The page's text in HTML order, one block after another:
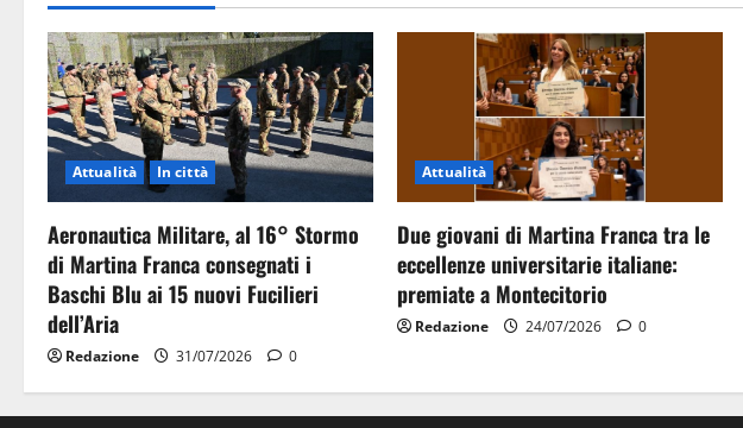
Attualità In città
Aeronautica Militare, al 16° Stormo
di Martina Franca consegnati i
Baschi Blu ai 15 nuovi Fucilieri
dell’Aria
Redazione 31/07/2026 0
Attualità
Due giovani di Martina Franca tra le
eccellenze universitarie italiane:
premiate a Montecitorio
Redazione 24/07/2026 0